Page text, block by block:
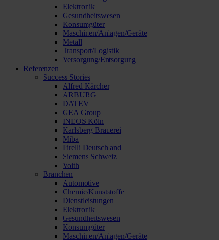
Elektronik
Gesundheitswesen
Konsumgüter
Maschinen/Anlagen/Geräte
Metall
Transport/Logistik
Versorgung/Entsorgung
Referenzen
Success Stories
Alfred Kärcher
ARBURG
DATEV
GEA Group
INEOS Köln
Karlsberg Brauerei
Miba
Pirelli Deutschland
Siemens Schweiz
Voith
Branchen
Automotive
Chemie/Kunststoffe
Dienstleistungen
Elektronik
Gesundheitswesen
Konsumgüter
Maschinen/Anlagen/Geräte